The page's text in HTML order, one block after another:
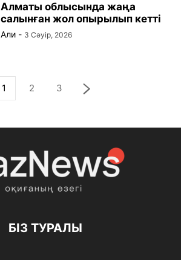
Алматы облысында жаңа
салынған жол опырылып кетті
Али - 3 Сәуір, 2026
1 2 3
БІЗ ТУРАЛЫ